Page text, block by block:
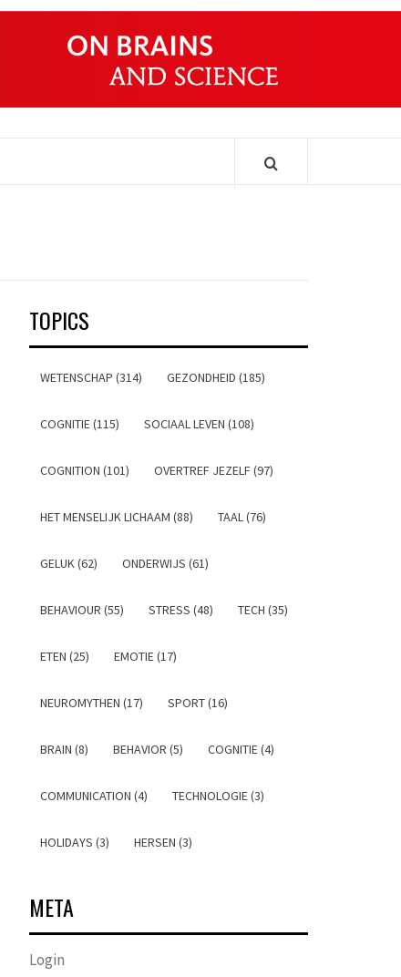
TOPICS
WETENSCHAP (314) GEZONDHEID (185)
COGNITIE (115) SOCIAAL LEVEN (108)
COGNITION (101) OVERTREF JEZELF (97)
HET MENSELIJK LICHAAM (88) TAAL (76)
GELUK (62) ONDERWIJS (61)
BEHAVIOUR (55) STRESS (48) TECH (35)
ETEN (25) EMOTIE (17)
NEUROMYTHEN (17) SPORT (16)
BRAIN (8) BEHAVIOR (5) COGNITIE (4)
COMMUNICATION (4) TECHNOLOGIE (3)
HOLIDAYS (3) HERSEN (3)
META
Login